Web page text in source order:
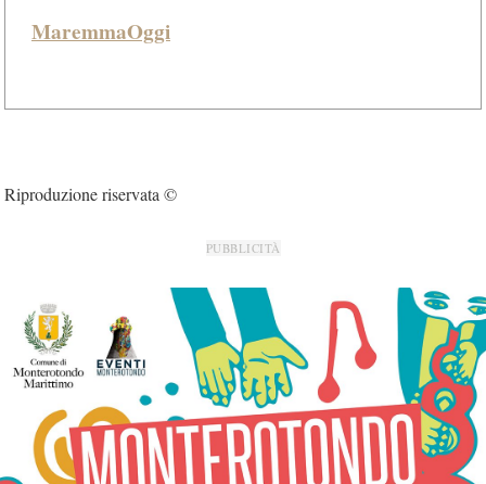
MaremmaOggi
Riproduzione riservata ©
PUBBLICITÀ